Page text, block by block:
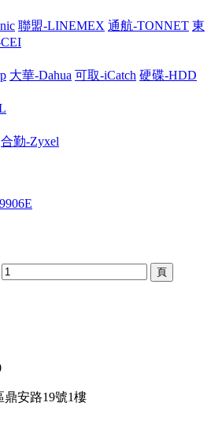
聯盟-LINEMEX 通航-TONNET 東
大華-Dahua 可取-iCatch 硬碟-HDD
合勤-Zyxel
安路19號1樓